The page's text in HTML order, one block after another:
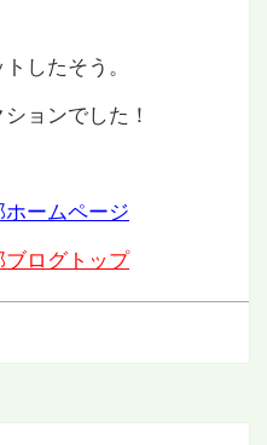
したそう。
ョンでした！
ームページ
ログトップ